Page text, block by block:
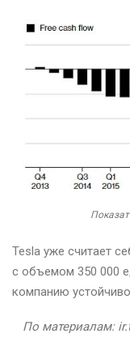
Tesla уже считает
с объемом 350 000
компанию
По материалам: